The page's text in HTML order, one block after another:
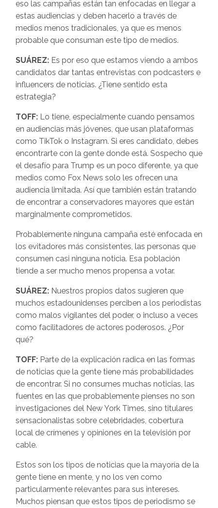
eso las campañas están tan enfocadas en llegar a
estas audiencias y deben hacerlo a través de
medios menos tradicionales, ya que es menos
probable que consuman este tipo de medios.
SUÁREZ: Es por eso que estamos viendo a ambos
candidatos dar tantas entrevistas con podcasters e
influencers de noticias. ¿Tiene sentido esta
estrategia?
TOFF: Lo tiene, especialmente cuando pensamos
en audiencias más jóvenes, que usan plataformas
como TikTok o Instagram. Si eres candidato, debes
encontrarte con la gente donde está. Sospecho que
el desafío para Trump es un poco diferente, ya que
medios como Fox News solo les ofrecen una
audiencia limitada. Así que también están tratando
de encontrar a conservadores mayores que están
marginalmente comprometidos.
Probablemente ninguna campaña esté enfocada en
los evitadores más consistentes, las personas que
consumen casi ninguna noticia. Esa población
tiende a ser mucho menos propensa a votar.
SUÁREZ: Nuestros propios datos sugieren que
muchos estadounidenses perciben a los periodistas
como malos vigilantes del poder, o incluso a veces
como facilitadores de actores poderosos. ¿Por
qué?
TOFF: Parte de la explicación radica en las formas
de noticias que la gente tiene más probabilidades
de encontrar. Si no consumes muchas noticias, las
fuentes en las que probablemente pienses no son
investigaciones del New York Times, sino titulares
sensacionalistas sobre celebridades, cobertura
local de crímenes y opiniones en la televisión por
cable.
Estos son los tipos de noticias que la mayoría de la
gente tiene en mente, y no los ven como
particularmente relevantes para sus intereses.
Muchos piensan que estos tipos de periodismo se